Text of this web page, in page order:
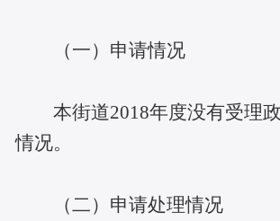
（一）申请情况
本街道2018年度没有受理
情况。
（二）申请处理情况